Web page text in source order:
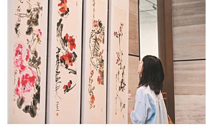
讯
工
作
搜
索
在
线
登录 注册